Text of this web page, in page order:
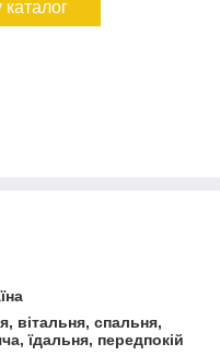
вітальня, спальня,
їдальня, передпокій